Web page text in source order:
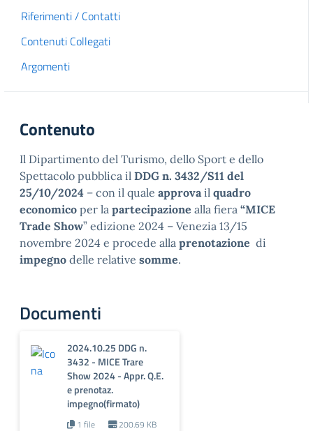
Riferimenti / Contatti
Contenuti Collegati
Argomenti
Contenuto
Il Dipartimento del Turismo, dello Sport e dello
Spettacolo pubblica il DDG n. 3432/S11 del
25/10/2024 – con il quale approvail quadro
economico per la partecipazione alla fiera “MICE
Trade Show” edizione 2024 – Venezia 13/15
novembre 2024 e procede alla prenotazione di
impegno delle relative somme.
Documenti
2024.10.25 DDG n.
3432 - MICE Trare
Show 2024 - Appr. Q.E.
e prenotaz.
impegno(firmato)
1 file
200.69 KB